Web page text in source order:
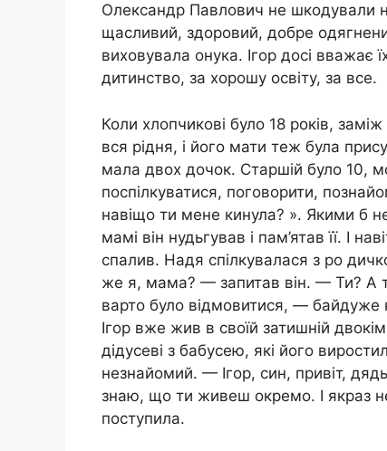
Олександр Павлович не шкодували
щасливий, здоровий, добре
виховувала онука. Ігор досі вважає
дитинство, за хорошу освіту, за все.
Коли хлопчикові було 18 років,
вся рідня, і його мати теж була
мала двох дочок. Старшій було 10,
поспілкуватися, поговорити,
навіщо ти мене кинула? ». Якими б
мамі він нудьгував і пам’ятав її. І
спалив. Надя спілкувалася з ро
же я, мама? — запитав він. — Ти? А
варто було відмовитися, — байдуже
Ігор вже жив в своїй затишній
дідусеві з бабусею, які його
незнайомий. — Ігор, син, привіт,
знаю, що ти живеш окремо. І якраз
поступила.